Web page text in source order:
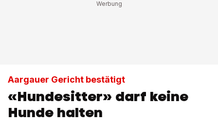
Aargauer Gericht bestätigt
«Hundesitter» darf keine
Hunde halten